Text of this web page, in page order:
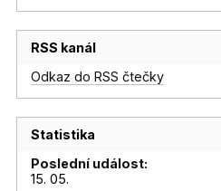
RSS kanál
Odkaz do RSS čtečky
Statistika
Poslední událost:
15. 05.